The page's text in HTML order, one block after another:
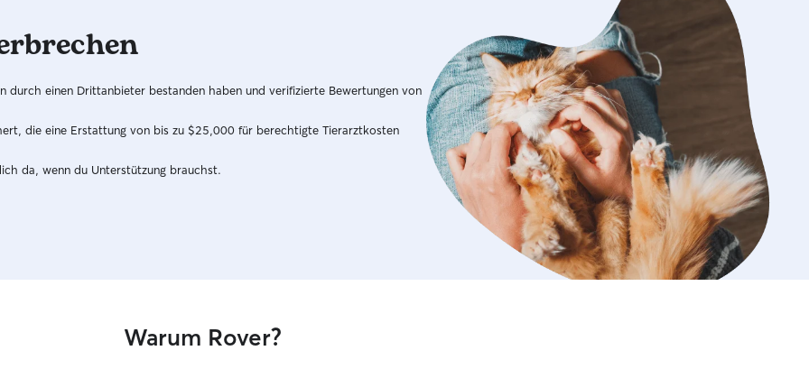
durch einen Drittanbieter bestanden haben und verifizierte Bewertungen von
die eine Erstattung von bis zu $25,000 für berechtigte Tierarztkosten
da, wenn du Unterstützung brauchst.
Warum Rover?